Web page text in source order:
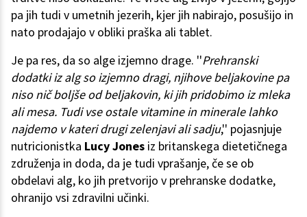
pa jih tudi v umetnih jezerih, kjer jih nabirajo, posušijo in
nato prodajajo v obliki praška ali tablet.
Je pa res, da so alge izjemno drage. ''Prehranski
dodatki iz alg so izjemno dragi, njihove beljakovine pa
niso nič boljše od beljakovin, ki jih pridobimo iz mleka
ali mesa. Tudi vse ostale vitamine in minerale lahko
najdemo v kateri drugi zelenjavi ali sadju,'' pojasnjuje
nutricionistka Lucy Jones iz britanskega dietetičnega
združenja in doda, da je tudi vprašanje, če se ob
obdelavi alg, ko jih pretvorijo v prehranske dodatke,
ohranijo vsi zdravilni učinki.